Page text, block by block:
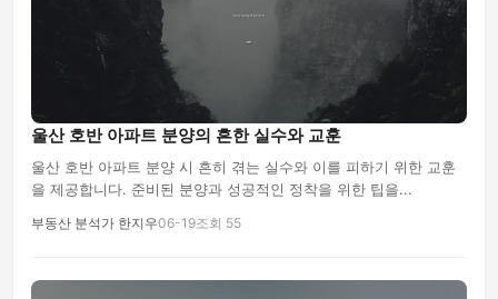
울산 호반 아파트 분양의 흔한 실수와 교훈
울산 호반 아파트 분양 시 흔히 겪는 실수와 이를 피하기 위한 교훈
을 제공합니다. 준비된 분양과 성공적인 정착을 위한 팁을...
부동산 분석가 한지우06-19조회 55